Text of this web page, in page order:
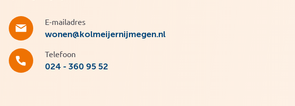
E-mailadres
wonen@kolmeijernijmegen.nl
Telefoon
024 - 360 95 52